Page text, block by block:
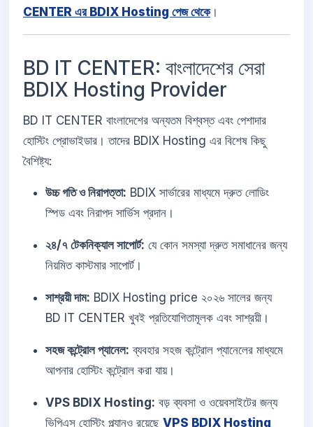
CENTER এর BDIX Hosting পেজ থেকে।
BD IT CENTER: বাংলাদেশের সেরা
BDIX Hosting Provider
BD IT CENTER বাংলাদেশের অন্যতম বিশ্বস্ত এবং পেশাদার
হোস্টিং প্রোভাইডার। তাদের BDIX Hosting এর বিশেষ কিছু
বৈশিষ্ট্য:
উচ্চ গতি ও নিরাপত্তা: BDIX সার্ভারের মাধ্যমে দ্রুত লোডিং
স্পিড এবং নিরাপদ সার্ভিস প্রদান।
২৪/৭ টেকনিক্যাল সাপোর্ট: যে কোন সমস্যা দ্রুত সমাধানের জন্য
নিয়মিত কাস্টমার সাপোর্ট।
সাশ্রয়ী দাম: BDIX Hosting price ২০২৬ সালের জন্য
BD IT CENTER খুবই প্রতিযোগিতামূলক এবং সাশ্রয়ী।
সহজ কন্ট্রোল প্যানেল: ব্যবহার সহজ কন্ট্রোল প্যানেলের মাধ্যমে
আপনার হোস্টিং কন্ট্রোল করা যায়।
VPS BDIX Hosting: বড় ব্যবসা ও ওয়েবসাইটের জন্য
ভিপিএস হোস্টিং প্ল্যানও রয়েছে VPS BDIX Hosting